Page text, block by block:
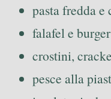
pasta fredda
falafel e
crostini,
pesce alla